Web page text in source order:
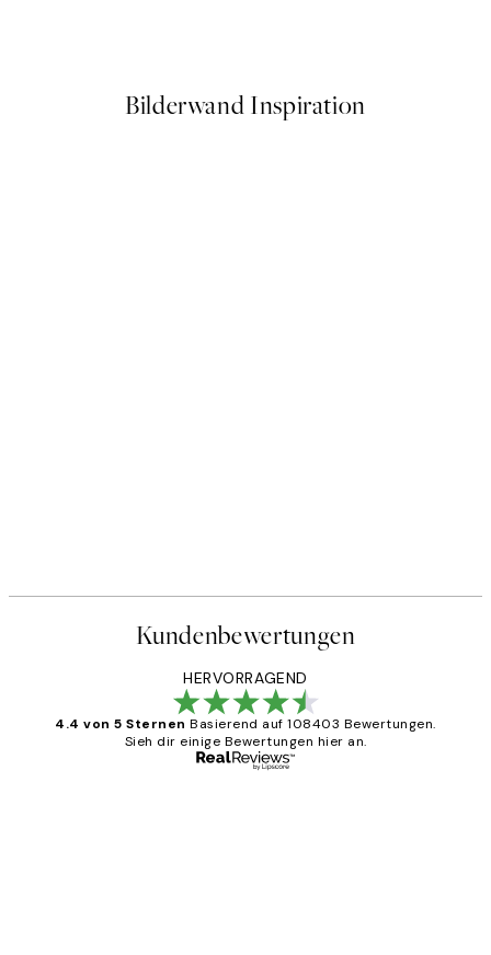
Bilderwand Inspiration
Kundenbewertungen
HERVORRAGEND
4.4 von 5 Sternen Basierend auf 108403 Bewertungen.
Sieh dir einige Bewertungen hier an.